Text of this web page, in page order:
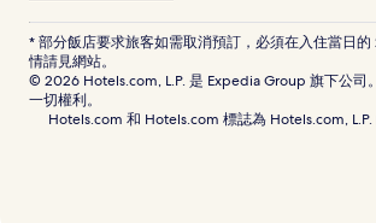
* 部分飯店要求旅客如需取消預訂，必須在入住當日
情請見網站。
© 2026 Hotels.com, L.P. 是 Expedia Group 旗下公司
一切權利。
Hotels.com 和 Hotels.com 標誌為 Hotels.com, L.P.